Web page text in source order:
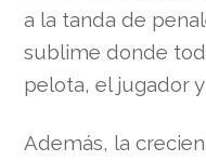
a la tanda de
sublime donde
pelota, el jugador
Además, la